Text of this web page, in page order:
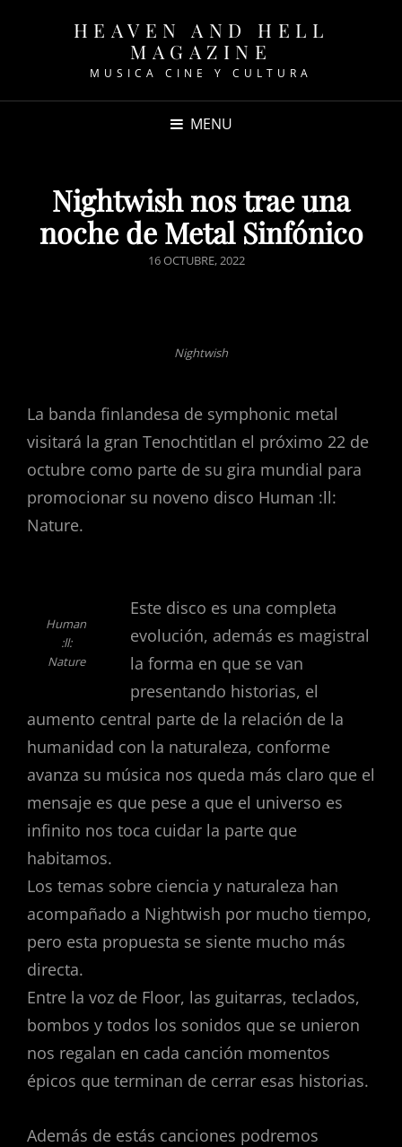
HEAVEN AND HELL
MAGAZINE
MUSICA CINE Y CULTURA
MENU
Nightwish nos trae una
noche de Metal Sinfónico
POSTED
16 OCTUBRE, 2022
Nightwish
La banda finlandesa de symphonic metal
visitará la gran Tenochtitlan el próximo 22 de
octubre como parte de su gira mundial para
promocionar su noveno disco Human :ll:
Nature.
Human
:ll:
Nature
Este disco es una completa
evolución, además es magistral
la forma en que se van
presentando historias, el
aumento central parte de la relación de la
humanidad con la naturaleza, conforme
avanza su música nos queda más claro que el
mensaje es que pese a que el universo es
infinito nos toca cuidar la parte que
habitamos.
Los temas sobre ciencia y naturaleza han
acompañado a Nightwish por mucho tiempo,
pero esta propuesta se siente mucho más
directa.
Entre la voz de Floor, las guitarras, teclados,
bombos y todos los sonidos que se unieron
nos regalan en cada canción momentos
épicos que terminan de cerrar esas historias.
Además de estás canciones podremos